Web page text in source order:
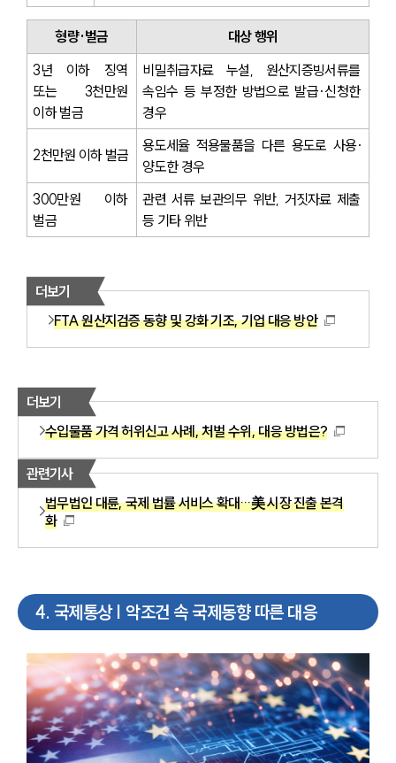
형량·벌금
대상 행위
3년 이하 징역
또는 3천만원
이하 벌금
비밀취급자료 누설, 원산지증빙서류를
속임수 등 부정한 방법으로 발급·신청한
경우
2천만원 이하 벌금
용도세율 적용물품을 다른 용도로 사용·
양도한 경우
300만원 이하
벌금
관련 서류 보관의무 위반, 거짓자료 제출
등 기타 위반
더보기
FTA 원산지검증 동향 및 강화 기조, 기업 대응 방안
더보기
수입물품 가격 허위신고 사례, 처벌 수위, 대응 방법은?
관련기사
법무법인 대륜, 국제 법률 서비스 확대…美 시장 진출 본격
화
4. 국제통상 | 악조건 속 국제동향 따른 대응